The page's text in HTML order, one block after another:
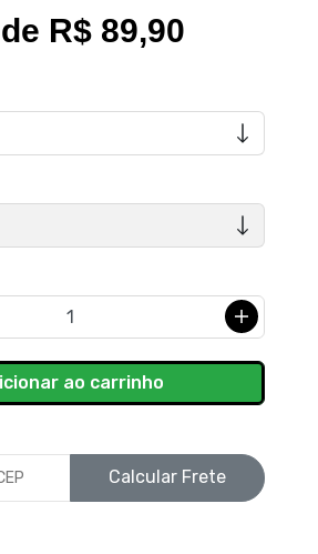
R$ 89,90
Calcular Frete